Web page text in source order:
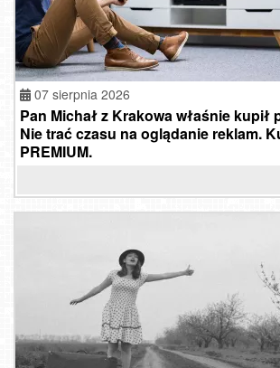
07 sierpnia 2026
Pan Michał z Krakowa właśnie kupił
Nie trać czasu na oglądanie reklam.
PREMIUM.